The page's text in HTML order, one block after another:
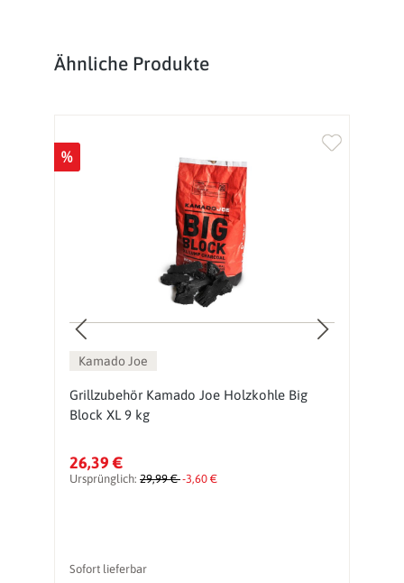
Produktgalerie überspringen
Ähnliche Produkte
%
Kamado Joe
Grillzubehör Kamado Joe Holzkohle Big
Block XL 9 kg
26,39 €
Ursprünglich: 29,99 €-3,60 €
Sofort lieferbar